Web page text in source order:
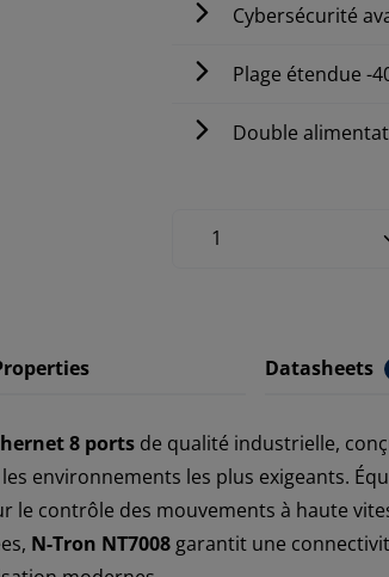
Cybersécurité
Plage étendue -
Double
Datasheets
8 ports de qualité industrielle,
environnements les plus exigeants.
le contrôle des mouvements à haute
N-Tron NT7008 garantit une